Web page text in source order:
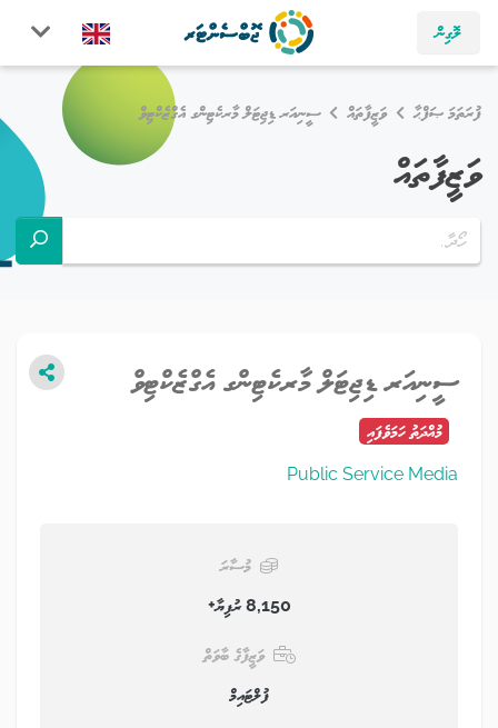
ލޮގިން
ފުރަތަމަ ޞަފްޙާ ވަޒީފާތައް ސީނިއަރ ޑިޖިޓަލް މާރކެޓިންގ އެގްޒެކްޓިވް
ވަޒީފާތައް
ސީނިއަރ ޑިޖިޓަލް މާރކެޓިންގ އެގްޒެކްޓިވް
މުއްދަތު ހަމަވެފައި
Public Service Media
މުސާރަ
8,150 ރުފިޔާ+
ވަޒީފާގެ ބާވަތް
ފުލްޓައިމް